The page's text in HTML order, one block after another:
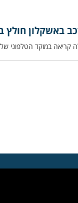
באשקלון חולץ